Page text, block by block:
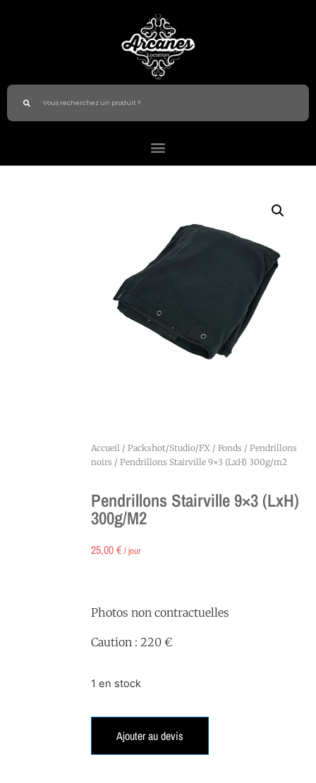
Accueil / Packshot/Studio/FX / Fonds / Pendrillons
noirs / Pendrillons Stairville 9×3 (LxH) 300g/m2
Pendrillons Stairville 9×3 (LxH)
300g/m2
25,00€ / jour
Photos non contractuelles
Caution : 220 €
1 en stock
Ajouter au devis